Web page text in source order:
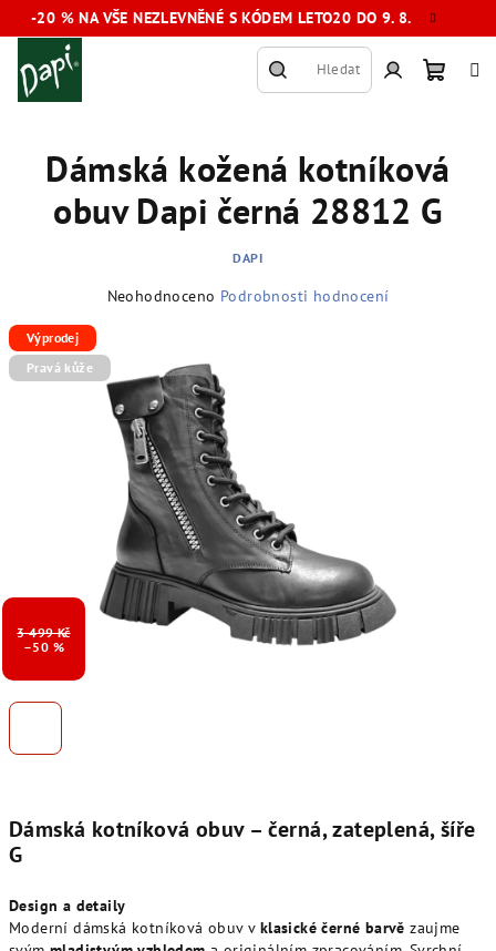
Přejít
na
-20 % NA VŠE NEZLEVNĚNÉ S KÓDEM LETO20 DO 9. 8.
Hledat
košík
Dámská kotníková obuv – černá, zateplená, šíře
G
Design a detaily
Moderní dámská kotníková obuv v klasické černé barvě zaujme
Dámská kožená kotníková
obuv Dapi černá 28812 G
DAPI
produktu
je
0,0
Neohodnoceno Podrobnosti hodnocení
Výprodej
Pravá kůže
3 499 Kč
–50 %